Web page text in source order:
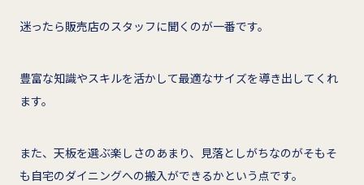
迷ったら販売店のスタッフに聞くのが一番です。
豊富な知識やスキルを活かして最適なサイズを導き出してくれ
ます。
また、天板を選ぶ楽しさのあまり、見落としがちなのがそもそ
も自宅のダイニングへの搬入ができるかという点です。